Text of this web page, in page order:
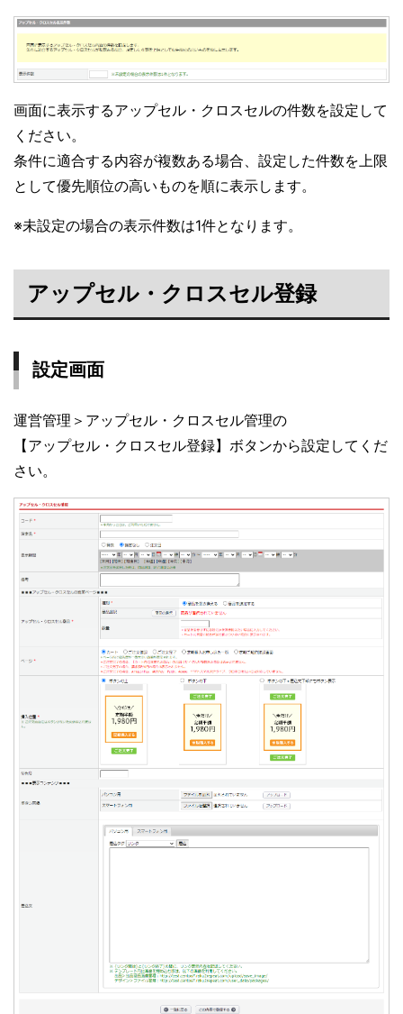
画面に表示するアップセル・クロスセルの件数を設定して
ください。
条件に適合する内容が複数ある場合、設定した件数を上限
として優先順位の高いものを順に表示します。
※未設定の場合の表示件数は1件となります。
アップセル・クロスセル登録
設定画面
運営管理＞アップセル・クロスセル管理の
【アップセル・クロスセル登録】ボタンから設定してくだ
さい。